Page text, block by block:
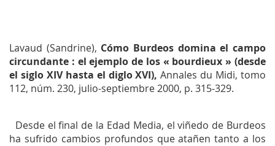
Lavaud (Sandrine), Cómo Burdeos domina el campo
circundante : el ejemplo de los « bourdieux » (desde
el siglo XIV hasta el diglo XVI),Annales du Midi, tomo
112, núm. 230, julio-septiembre 2000, p. 315-329.
Desde el final de la Edad Media, el viñedo de Burdeos
ha sufrido cambios profundos que atañen tanto a los